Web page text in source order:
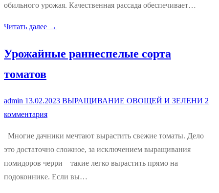
обильного урожая. Качественная рассада обеспечивает…
Читать далее →
Урожайные раннеспелые сорта
томатов
admin 13.02.2023 ВЫРАЩИВАНИЕ ОВОЩЕЙ И ЗЕЛЕНИ 2
комментария
Многие дачники мечтают вырастить свежие томаты. Дело
это достаточно сложное, за исключением выращивания
помидоров черри – такие легко вырастить прямо на
подоконнике. Если вы…